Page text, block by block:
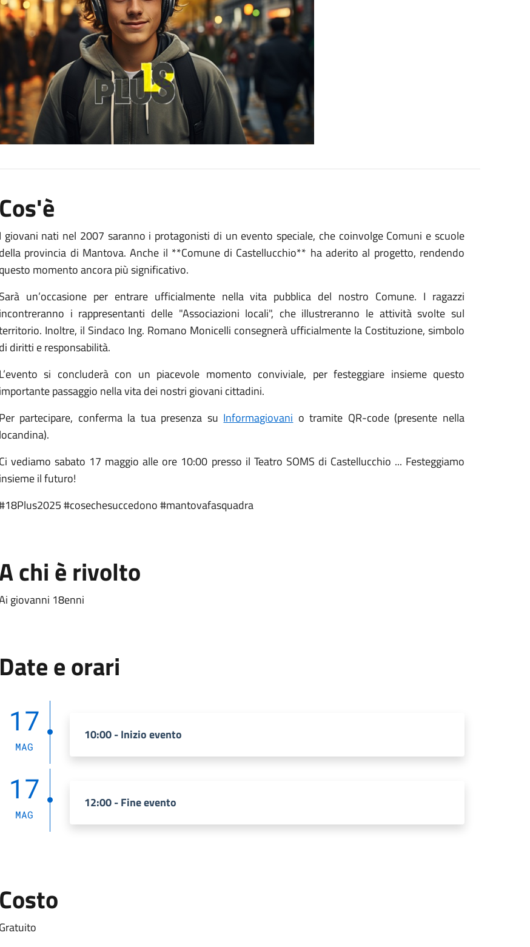
Cos'è
I giovani nati nel 2007 saranno i protagonisti di un evento speciale, che coinvolge Comuni e scuole
della provincia di Mantova. Anche il **Comune di Castellucchio** ha aderito al progetto, rendendo
questo momento ancora più significativo.
Sarà un’occasione per entrare ufficialmente nella vita pubblica del nostro Comune. I ragazzi
incontreranno i rappresentanti delle "Associazioni locali", che illustreranno le attività svolte sul
Inoltre, il Sindaco Ing. Romano Monicelli consegnerà ufficialmente la Costituzione, simbolo
di diritti e responsabilità.
L’evento si concluderà con un piacevole momento conviviale, per festeggiare insieme questo
importante passaggio nella vita dei nostri giovani cittadini.
Per partecipare, conferma la tua presenza su Informagiovani o tramite QR-code (presente nella
locandina).
Ci vediamo sabato 17 maggio alle ore 10:00 presso il Teatro SOMS di Castellucchio ... Festeggiamo
insieme il futuro!
#cosechesuccedono #mantovafasquadra
chi è rivolto
giovanni 18enni
Date e orari
17
MAG
10:00 - Inizio evento
17
MAG
12:00 - Fine evento
Costo
Gratuito